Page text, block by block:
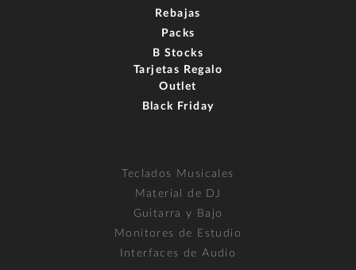
Rebajas
Packs
B Stocks
Tarjetas Regalo
Outlet
Black Friday
Teclados Musicales
Material de DJ
Guitarra y Bajo
Monitores de Estudio
Interfaces de Audio